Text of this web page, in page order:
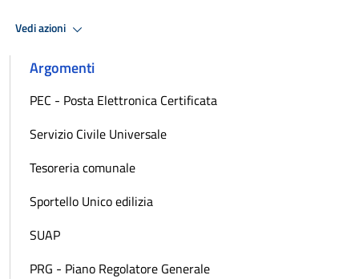
Vedi azioni
Argomenti
PEC - Posta Elettronica Certificata
Servizio Civile Universale
Tesoreria comunale
Sportello Unico edilizia
SUAP
PRG - Piano Regolatore Generale